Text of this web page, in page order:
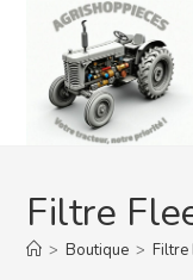
content
Filtre
> Boutique > Filtre